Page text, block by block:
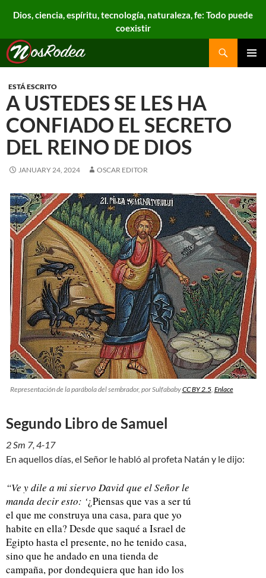
Dios, ciencia, espíritu, tecnología, naturaleza, fe: Todo puede
coexistir
Nos Rodea
Search
ESTÁ ESCRITO
A USTEDES SE LES HA
CONFIADO EL SECRETO
DEL REINO DE DIOS
JANUARY 24, 2024 OSCAR EDITOR
Representación de la parábola del sembrador, por SulfababyCC BY 2.5, Enlace
Segundo Libro de Samuel
2 Sm 7, 4-17
En aquellos días, el Señor le habló al profeta Natán y le dijo:
“Ve y dile a mi siervo David que el Señor le
manda decir esto: ‘¿Piensas que vas a ser tú
el que me construya una casa, para que yo
habite en ella? Desde que saqué a Israel de
Egipto hasta el presente, no he tenido casa,
sino que he andado en una tienda de
campaña, por dondequiera que han ido los